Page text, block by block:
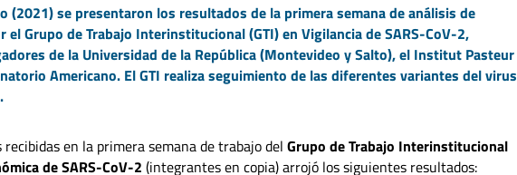
(2021) se presentaron los resultados de la primera semana de análisis de
el Grupo de Trabajo Interinstitucional (GTI) en Vigilancia de SARS-CoV-2,
de la Universidad de la República (Montevideo y Salto), el Institut Pasteur
Americano. El GTI realiza seguimiento de las diferentes variantes del virus
en la primera semana de trabajo del Grupo de Trabajo Interinstitucional
de SARS-CoV-2 (integrantes en copia) arrojó los siguientes resultados: